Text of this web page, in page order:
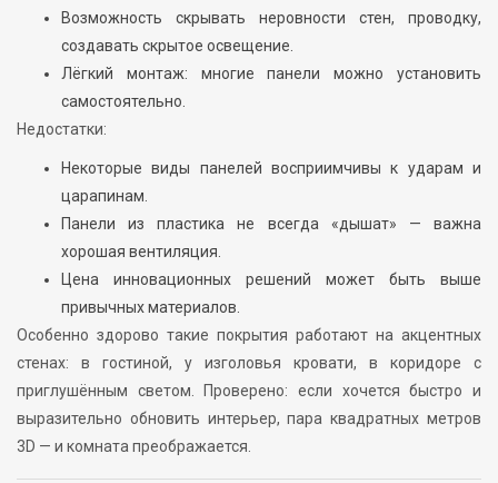
Возможность скрывать неровности стен, проводку,
создавать скрытое освещение.
Лёгкий монтаж: многие панели можно установить
самостоятельно.
Недостатки:
Некоторые виды панелей восприимчивы к ударам и
царапинам.
Панели из пластика не всегда «дышат» — важна
хорошая вентиляция.
Цена инновационных решений может быть выше
привычных материалов.
Особенно здорово такие покрытия работают на акцентных
стенах: в гостиной, у изголовья кровати, в коридоре с
приглушённым светом. Проверено: если хочется быстро и
выразительно обновить интерьер, пара квадратных метров
3D — и комната преображается.